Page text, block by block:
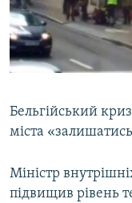
Бельгійський
міста
Міністр
підвищив рівень